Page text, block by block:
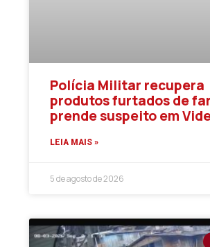
Polícia Militar recupera
produtos furtados de
prende suspeito em
LEIA MAIS »
5 de agosto de 2026